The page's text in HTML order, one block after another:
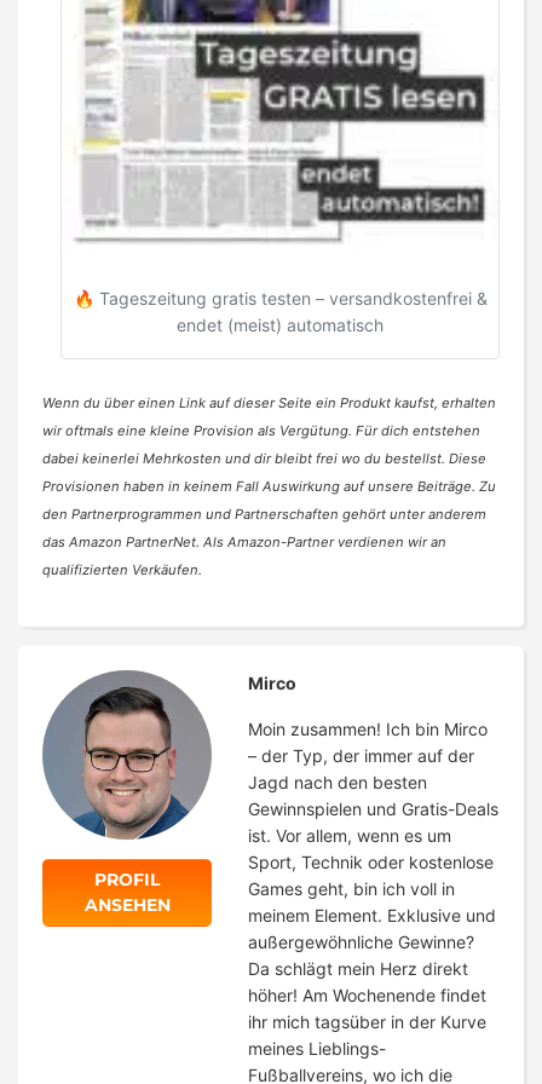
🔥 Tageszeitung gratis testen – versandkostenfrei &
endet (meist) automatisch
Wenn du über einen Link auf dieser Seite ein Produkt kaufst, erhalten
wir oftmals eine kleine Provision als Vergütung. Für dich entstehen
dabei keinerlei Mehrkosten und dir bleibt frei wo du bestellst. Diese
Provisionen haben in keinem Fall Auswirkung auf unsere Beiträge. Zu
den Partnerprogrammen und Partnerschaften gehört unter anderem
das Amazon PartnerNet. Als Amazon-Partner verdienen wir an
qualifizierten Verkäufen.
PROFIL
ANSEHEN
Mirco
Moin zusammen! Ich bin Mirco
– der Typ, der immer auf der
Jagd nach den besten
Gewinnspielen und Gratis-Deals
ist. Vor allem, wenn es um
Sport, Technik oder kostenlose
Games geht, bin ich voll in
meinem Element. Exklusive und
außergewöhnliche Gewinne?
Da schlägt mein Herz direkt
höher! Am Wochenende findet
ihr mich tagsüber in der Kurve
meines Lieblings-
Fußballvereins, wo ich die